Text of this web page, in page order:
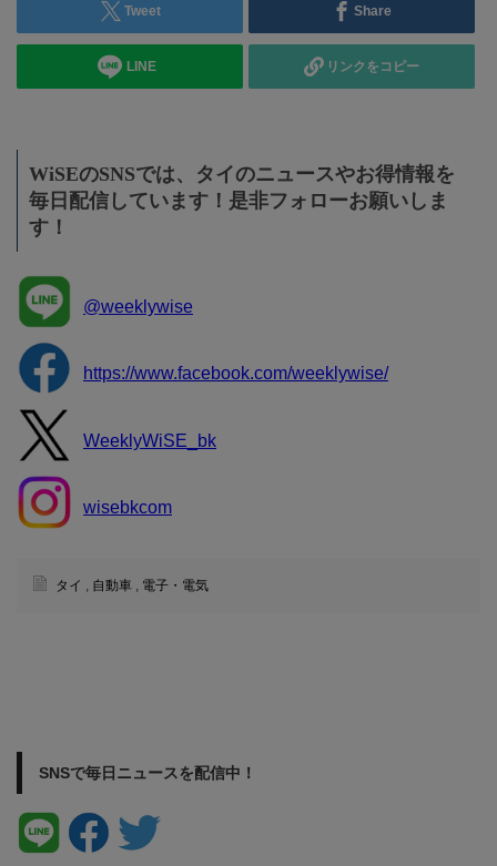
Tweet Share
LINE リンクをコピー
WiSEのSNSでは、タイのニュースやお得情報を
毎日配信しています！是非フォローお願いしま
す！
@weeklywise
https://www.facebook.com/weeklywise/
WeeklyWiSE_bk
wisebkcom
タイ , 自動車 , 電子・電気
SNSで毎日ニュースを配信中！